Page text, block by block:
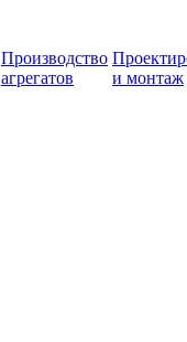
Производство
агрегатов
и монтаж